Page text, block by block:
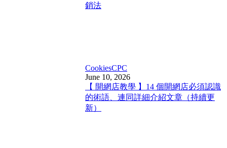
銷法
CookiesCPC
June 10, 2026
【 開網店教學 】14 個開網店必須認識
的術語、連同詳細介紹文章（持續更
新）